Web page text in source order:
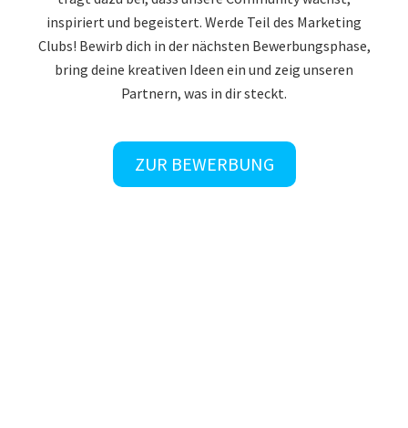
inspiriert und begeistert. Werde Teil des Marketing
Clubs! Bewirb dich in der nächsten Bewerbungsphase,
bring deine kreativen Ideen ein und zeig unseren
Partnern, was in dir steckt.
ZUR BEWERBUNG